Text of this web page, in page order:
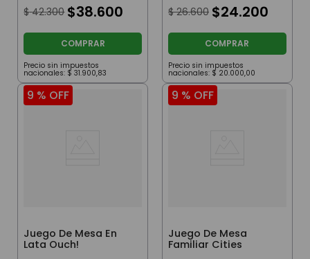
$ 42.300 $38.600
COMPRAR
Precio sin impuestos
nacionales: $ 31.900,83
Tierra Media
$ 26.600 $24.200
COMPRAR
Precio sin impuestos
nacionales: $ 20.000,00
9 % OFF
Juego De Mesa En
Lata Ouch!
9 % OFF
Juego De Mesa
Familiar Cities